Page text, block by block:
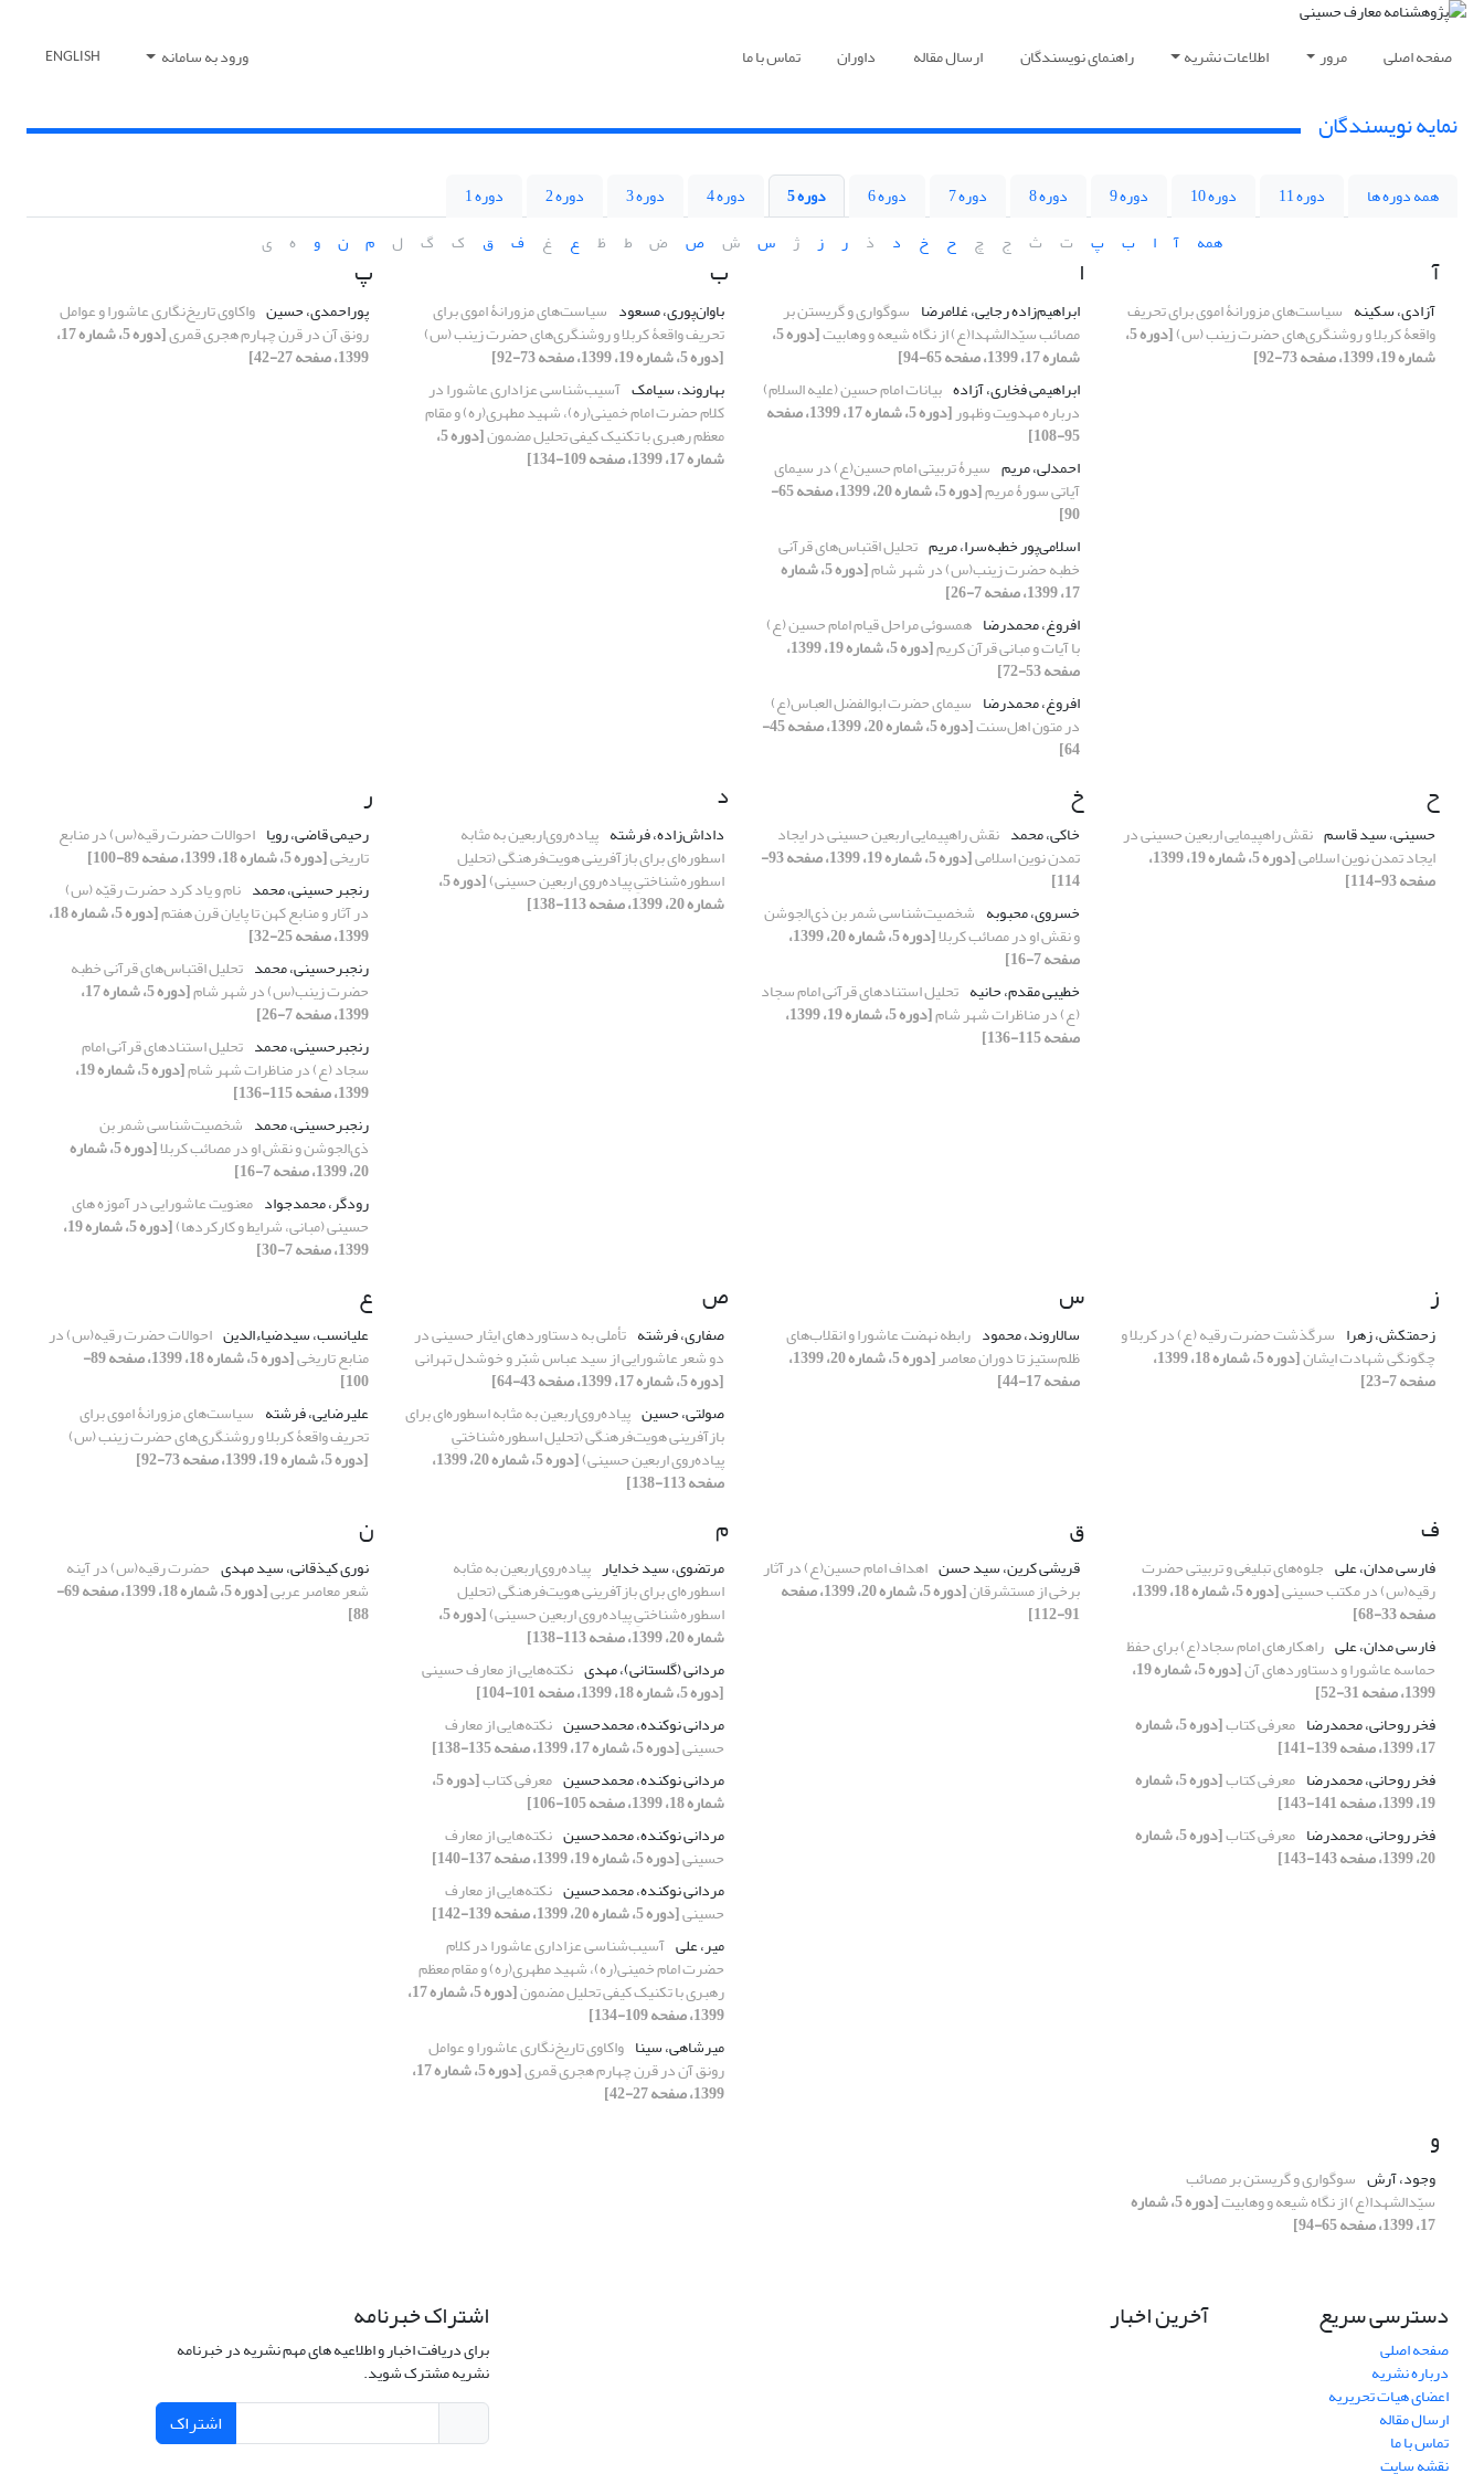
صفحه اصلی مرور اطلاعات نشریه راهنمای نویسندگان ارسال مقاله داوران تماس با ما ورود به سامانه ENGLISH
نمایه نویسندگان
همه دوره ها دوره 11 دوره 10 دوره 9 دوره 8 دوره 7 دوره 6 دوره 5 دوره 4 دوره 3 دوره 2
دوره 1
همه
آ ا ب پ ت ث ج چ ح خ د ذ ر ز ژ س ش ص ض ط ظ ع غ ف ق ک گ ل م ن و ه ی
آ
آزادی، سکینه سیاست‌های مزورانۀ اموی برای تحریف
واقعۀ کربلا و روشنگری‌های حضرت زینب (س) [دوره 5،
شماره 19، 1399، صفحه 73-92]
ا
ابراهیم‌زاده رجایی، غلامرضا سوگواری و گریستن بر
مصائب سیّدالشهدا(ع) از نگاه شیعه و وهابیت [دوره 5،
شماره 17، 1399، صفحه 65-94]
ابراهیمی فخاری، آزاده بیانات امام حسین (علیه السلام)
درباره مهدویت وظهور [دوره 5، شماره 17، 1399، صفحه
95-108]
احمدلی، مریم سیرۀ تربیتی امام حسین(ع) در سیمای
آیاتی سورۀ مریم [دوره 5، شماره 20، 1399، صفحه 65-
90]
اسلامی‌پور خطبه‌سرا، مریم تحلیل اقتباس‌های قرآنی
خطبه حضرت زینب(س) در شهر شام [دوره 5، شماره
17، 1399، صفحه 7-26]
افروغ، محمدرضا همسوئی مراحل قیام امام حسین (ع)
با آیات و مبانی قرآن کریم [دوره 5، شماره 19، 1399،
صفحه 53-72]
افروغ، محمدرضا سیمای حضرت ابوالفضل العباس(ع)
در متون اهل‌سنت [دوره 5، شماره 20، 1399، صفحه 45-
64]
ب
باوان‌پوری، مسعود سیاست‌های مزورانۀ اموی برای
تحریف واقعۀ کربلا و روشنگری‌های حضرت زینب (س)
[دوره 5، شماره 19، 1399، صفحه 73-92]
بهاروند، سیامک آسیب‌شناسی عزاداری عاشورا در
کلام حضرت امام خمینی(ره)، شهید مطهری(ره) و مقام
معظم رهبری با تکنیک کیفی تحلیل مضمون [دوره 5،
شماره 17، 1399، صفحه 109-134]
پ
پوراحمدی، حسین واکاوی تاریخ‌نگاری عاشورا و عوامل
رونق آن در قرن چهارم هجری قمری [دوره 5، شماره 17،
1399، صفحه 27-42]
ح
حسینی، سید قاسم نقش راهپیمایی اربعین حسینی در
ایجاد تمدن نوین اسلامی [دوره 5، شماره 19، 1399،
صفحه 93-114]
خ
خاکی، محمد نقش راهپیمایی اربعین حسینی در ایجاد
تمدن نوین اسلامی [دوره 5، شماره 19، 1399، صفحه 93-
114]
خسروی، محبوبه شخصیت‌شناسی شمر بن ذی‌الجوشن
و نقش او در مصائب کربلا [دوره 5، شماره 20، 1399،
صفحه 7-16]
خطیبی مقدم، حانیه تحلیل استنادهای قرآنی امام سجاد
(ع) در مناظرات شهر شام [دوره 5، شماره 19، 1399،
صفحه 115-136]
د
داداش‌زاده، فرشته پیاده‌روی‌اربعین به مثابه
اسطوره‌ای برای بازآفرینی هویت‌فرهنگی (تحلیل
اسطوره‌شناختیِ پیاده‌روی اربعین حسینی) [دوره 5،
شماره 20، 1399، صفحه 113-138]
ر
رحیمی قاضی، رویا احوالات حضرت رقیه(س) در منابع
تاریخی[دوره 5، شماره 18، 1399، صفحه 89-100]
رنجبر حسینی، محمد نام و یاد کرد حضرت رقیّه (س)
در آثار و منابع کهن تا پایان قرن هفتم [دوره 5، شماره 18،
1399، صفحه 25-32]
رنجبرحسینی، محمد تحلیل اقتباس‌های قرآنی خطبه
حضرت زینب(س) در شهر شام [دوره 5، شماره 17،
1399، صفحه 7-26]
رنجبرحسینی، محمد تحلیل استنادهای قرآنی امام
سجاد (ع) در مناظرات شهر شام [دوره 5، شماره 19،
1399، صفحه 115-136]
رنجبرحسینی، محمد شخصیت‌شناسی شمر بن
ذی‌الجوشن و نقش او در مصائب کربلا [دوره 5، شماره
20، 1399، صفحه 7-16]
رودگر، محمدجواد معنویت عاشورایی در آموزه های
حسینی (مبانی، شرایط و کارکردها) [دوره 5، شماره 19،
1399، صفحه 7-30]
ز
زحمتکش، زهرا سرگذشت حضرت رقیه (ع) در کربلا و
چگونگی شهادت ایشان [دوره 5، شماره 18، 1399،
صفحه 7-23]
س
سالاروند، محمود رابطه نهضت عاشورا و انقلاب‌های
ظلم‌ستیز تا دوران معاصر [دوره 5، شماره 20، 1399،
صفحه 17-44]
ص
صفاری، فرشته تأملی به دستاورد‏های ایثار حسینی در
دو شعر عاشورایی از سید عباس شبّر و خوشدل تهرانی
[دوره 5، شماره 17، 1399، صفحه 43-64]
صولتی، حسین پیاده‌روی‌اربعین به مثابه اسطوره‌ای برای
بازآفرینی هویت‌فرهنگی (تحلیل اسطوره‌شناختیِ
پیاده‌روی اربعین حسینی) [دوره 5، شماره 20، 1399،
صفحه 113-138]
ع
علیانسب، سیدضیاءالدین احوالات حضرت رقیه(س) در
منابع تاریخی [دوره 5، شماره 18، 1399، صفحه 89-
100]
علیرضایی، فرشته سیاست‌های مزورانۀ اموی برای
تحریف واقعۀ کربلا و روشنگری‌های حضرت زینب (س)
[دوره 5، شماره 19، 1399، صفحه 73-92]
ف
فارسی مدان، علی جلوه‌های تبلیغی و تربیتی حضرت
رقیه(س) در مکتب حسینی [دوره 5، شماره 18، 1399،
صفحه 33-68]
فارسی مدان، علی راهکارهای امام سجاد(ع) برای حفظ
حماسه عاشورا و دستاوردهای آن [دوره 5، شماره 19،
1399، صفحه 31-52]
فخر روحانی، محمدرضا معرفی کتاب [دوره 5، شماره
17، 1399، صفحه 139-141]
فخر روحانی، محمدرضا معرفی کتاب [دوره 5، شماره
19، 1399، صفحه 141-143]
فخر روحانی، محمدرضا معرفی کتاب [دوره 5، شماره
20، 1399، صفحه 143-143]
ق
قریشی کرین، سید حسن اهداف امام حسین(ع) در آثار
برخی از مستشرقان [دوره 5، شماره 20، 1399، صفحه
91-112]
م
مرتضوی، سید خدایار پیاده‌روی‌اربعین به مثابه
اسطوره‌ای برای بازآفرینی هویت‌فرهنگی (تحلیل
اسطوره‌شناختیِ پیاده‌روی اربعین حسینی) [دوره 5،
شماره 20، 1399، صفحه 113-138]
مردانی (گلستانی)، مهدی نکته‌هایی از معارف حسینی
[دوره 5، شماره 18، 1399، صفحه 101-104]
مردانی نوکنده، محمدحسین نکته‌هایی از معارف
حسینی[دوره 5، شماره 17، 1399، صفحه 135-138]
مردانی نوکنده، محمدحسین معرفی کتاب [دوره 5،
شماره 18، 1399، صفحه 105-106]
مردانی نوکنده، محمدحسین نکته‌هایی از معارف
حسینی[دوره 5، شماره 19، 1399، صفحه 137-140]
مردانی نوکنده، محمدحسین نکته‌هایی از معارف
حسینی[دوره 5، شماره 20، 1399، صفحه 139-142]
میر، علی آسیب‌شناسی عزاداری عاشورا در کلام
حضرت امام خمینی(ره)، شهید مطهری(ره) و مقام معظم
رهبری با تکنیک کیفی تحلیل مضمون [دوره 5، شماره 17،
1399، صفحه 109-134]
میرشاهی، سینا واکاوی تاریخ‌نگاری عاشورا و عوامل
رونق آن در قرن چهارم هجری قمری [دوره 5، شماره 17،
1399، صفحه 27-42]
ن
نوری کیذقانی، سید مهدی حضرت رقیه(س) در آینه
شعر معاصر عربی [دوره 5، شماره 18، 1399، صفحه 69-
88]
و
وجود، آرش سوگواری و گریستن بر مصائب
سیّدالشهدا(ع) از نگاه شیعه و وهابیت [دوره 5، شماره
17، 1399، صفحه 65-94]
دسترسی سریع
صفحه اصلی
درباره نشریه
اعضای هیات تحریریه
ارسال مقاله
تماس با ما
نقشه سایت
آخرین اخبار اشتراک خبرنامه
برای دریافت اخبار و اطلاعیه های مهم نشریه در خبرنامه
نشریه مشترک شوید.
اشتراک